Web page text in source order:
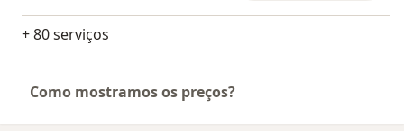
+ 80 serviços
Como mostramos os preços?